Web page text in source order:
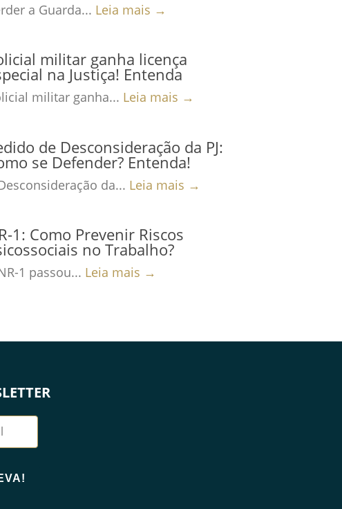
a Guarda... Leia mais →
militar ganha licença
na Justiça! Entenda
militar ganha... Leia mais →
de Desconsideração da PJ:
se Defender? Entenda!
da... Leia mais →
1: Como Prevenir Riscos
no Trabalho?
1 passou... Leia mais →